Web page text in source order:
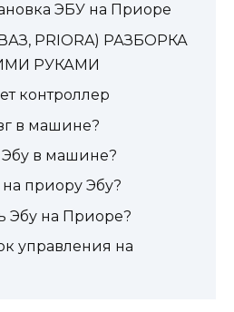
ЭБУ на Приоре
PRIORA) РАЗБОРКА
РУКАМИ
контроллер
в машине?
Эбу в машине?
на приору Эбу?
Эбу на Приоре?
управления на